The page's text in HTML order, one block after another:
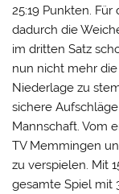
25:19 Punkten.
dadurch die
im dritten Satz
nun nicht mehr
Niederlage zu
sichere
Mannschaft. Vom
TV Memmingen
zu verspielen. Mit
gesamte Spiel mit